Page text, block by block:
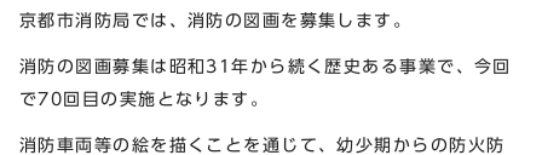
京都市消防局では、消防の図画を募集します。
消防の図画募集は昭和31年から続く歴史ある事業で、今回
で70回目の実施となります。
消防車両等の絵を描くことを通じて、幼少期からの防火防